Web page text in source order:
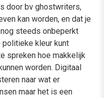
door bv ghostwriters,
kan worden, en dat je
steeds onbeperkt
kleur kunt
spreken hoe makkelijk
worden. Digitaal
naar wat er
maar het is een